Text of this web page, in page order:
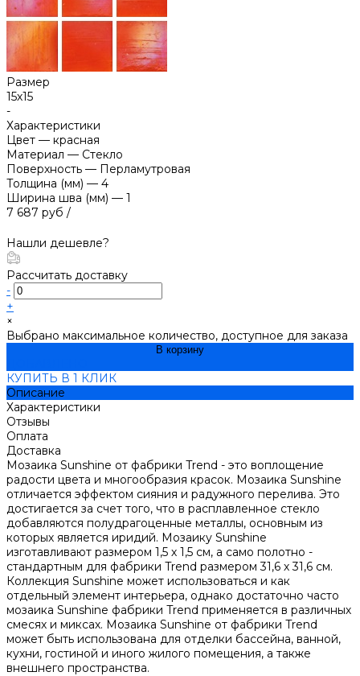
Размер
15х15
-
Характеристики
Цвет — красная
Материал — Стекло
Поверхность — Перламутровая
Толщина (мм) — 4
Ширина шва (мм) — 1
7 687 руб /
Нашли дешевле?
Рассчитать доставку
-
+
×
Выбрано максимальное количество, доступное для заказа
В корзину
КУПИТЬ В 1 КЛИК
Описание
Характеристики
Отзывы
Оплата
Доставка
Мозаика Sunshine от фабрики Trend - это воплощение
радости цвета и многообразия красок. Мозаика Sunshine
отличается эффектом сияния и радужного перелива. Это
достигается за счет того, что в расплавленное стекло
добавляются полудрагоценные металлы, основным из
которых является иридий. Мозаику Sunshine
изготавливают размером 1,5 х 1,5 см, а само полотно -
стандартным для фабрики Trend размером 31,6 х 31,6 см.
Коллекция Sunshine может использоваться и как
отдельный элемент интерьера, однако достаточно часто
мозаика Sunshine фабрики Trend применяется в различных
смесях и миксах. Мозаика Sunshine от фабрики Trend
может быть использована для отделки бассейна, ванной,
кухни, гостиной и иного жилого помещения, а также
внешнего пространства.